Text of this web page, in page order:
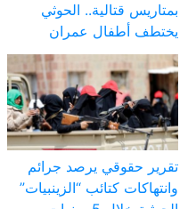
بمتاريس قتالية.. الحوثي
يختطف أطفال عمران
تقرير حقوقي يرصد جرائم
وانتهاكات كتائب “الزينبيات”